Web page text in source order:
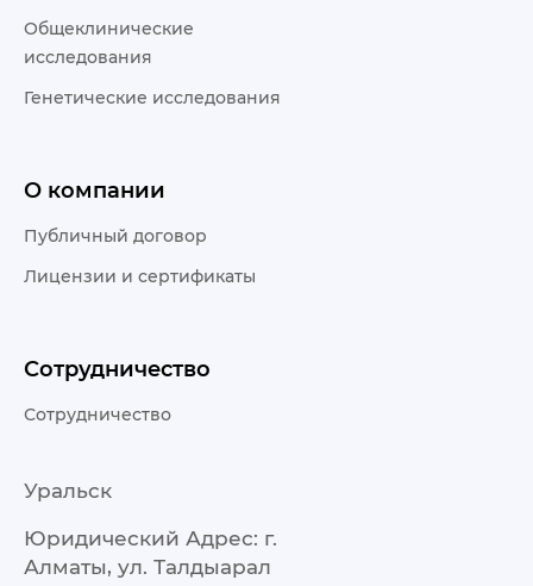
Общеклинические
исследования
Генетические исследования
О компании
Публичный договор
Лицензии и сертификаты
Сотрудничество
Сотрудничество
Уральск
Юридический Адрес: г.
Алматы, ул. Талдыарал